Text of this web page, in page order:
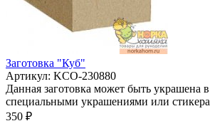
Заготовка "Куб"
Артикул: KCO-230880
Данная заготовка может быть украшена
специальными украшениями или
350 ₽